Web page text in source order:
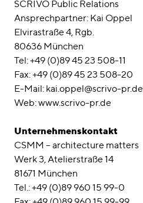
SCRIVO Public Relations
Ansprechpartner: Kai Oppel
Elvirastraße 4, Rgb.
80636 München
Tel: +49 (0)89 45 23 508-11
Fax: +49 (0)89 45 23 508-20
E-Mail: kai.oppel@scrivo-pr.de
Web: www.scrivo-pr.de
Unternehmenskontakt
CSMM – architecture matters
Werk 3, Atelierstraße 14
81671 München
Tel.: +49 (0)89 960 15 99-0